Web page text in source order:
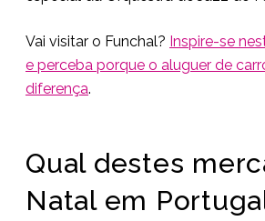
Vai visitar o Funchal? Inspire-se
e perceba porque o aluguer de
diferença.
Qual destes
Natal em